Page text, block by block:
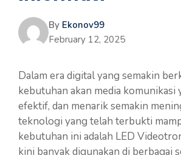
By Ekonov99
February 12, 2025
Dalam era digital yang semakin
kebutuhan akan media komunikasi
efektif, dan menarik semakin
teknologi yang telah terbukti
kebutuhan ini adalah LED
kini banyak digunakan di berbagai